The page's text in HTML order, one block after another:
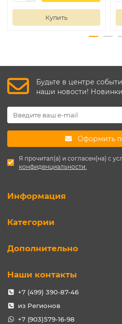
Купить
Будьте в центре
наши новости!
Оформить
Я прочитал(а) и согласен(на) с
конфиденциальности.
Информация
Категории
Дополнительно
Наши контакты
+7 (499) 390-87-46
из Регионов
+7 (903)579-16-98